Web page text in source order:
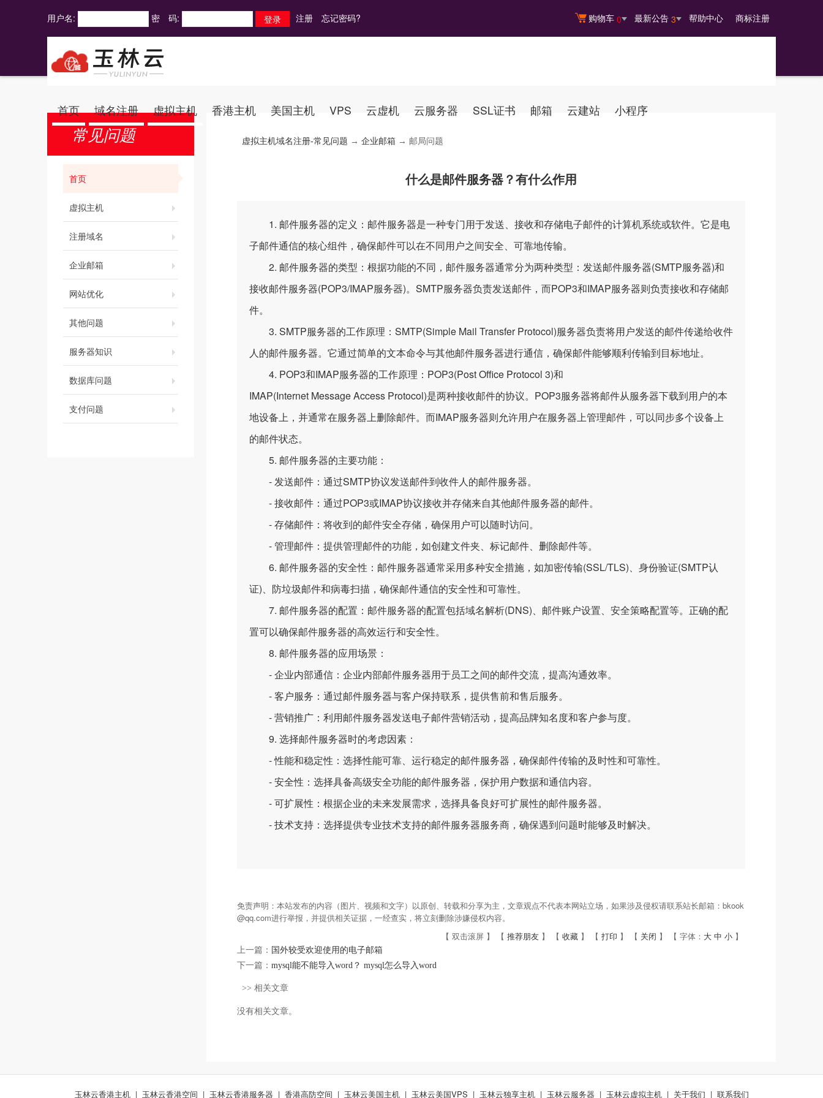
购物车 0 最新公告 3 帮助中心 商标注册
用户名: 密 码: 注册 忘记密码?
首页 域名注册 虚拟主机 香港主机 美国主机 VPS 云虚机 云服务器 SSL证书 邮箱 云建站 小程序
常见问题
首页
虚拟主机
注册域名
企业邮箱
网站优化
其他问题
服务器知识
数据库问题
支付问题
虚拟主机域名注册-常见问题 → 企业邮箱 → 邮局问题
什么是邮件服务器？有什么作用
1. 邮件服务器的定义：邮件服务器是一种专门用于发送、接收和存储电子邮件的计算机系统或软件。它是电
子邮件通信的核心组件，确保邮件可以在不同用户之间安全、可靠地传输。
2. 邮件服务器的类型：根据功能的不同，邮件服务器通常分为两种类型：发送邮件服务器(SMTP服务器)和
接收邮件服务器(POP3/IMAP服务器)。SMTP服务器负责发送邮件，而POP3和IMAP服务器则负责接收和存储邮
件。
3. SMTP服务器的工作原理：SMTP(Simple Mail Transfer Protocol)服务器负责将用户发送的邮件传递给收件
人的邮件服务器。它通过简单的文本命令与其他邮件服务器进行通信，确保邮件能够顺利传输到目标地址。
4. POP3和IMAP服务器的工作原理：POP3(Post Office Protocol 3)和
IMAP(Internet Message Access Protocol)是两种接收邮件的协议。POP3服务器将邮件从服务器下载到用户的本
地设备上，并通常在服务器上删除邮件。而IMAP服务器则允许用户在服务器上管理邮件，可以同步多个设备上
的邮件状态。
5. 邮件服务器的主要功能：
- 发送邮件：通过SMTP协议发送邮件到收件人的邮件服务器。
- 接收邮件：通过POP3或IMAP协议接收并存储来自其他邮件服务器的邮件。
- 存储邮件：将收到的邮件安全存储，确保用户可以随时访问。
- 管理邮件：提供管理邮件的功能，如创建文件夹、标记邮件、删除邮件等。
6. 邮件服务器的安全性：邮件服务器通常采用多种安全措施，如加密传输(SSL/TLS)、身份验证(SMTP认
证)、防垃圾邮件和病毒扫描，确保邮件通信的安全性和可靠性。
7. 邮件服务器的配置：邮件服务器的配置包括域名解析(DNS)、邮件账户设置、安全策略配置等。正确的配
置可以确保邮件服务器的高效运行和安全性。
8. 邮件服务器的应用场景：
- 企业内部通信：企业内部邮件服务器用于员工之间的邮件交流，提高沟通效率。
- 客户服务：通过邮件服务器与客户保持联系，提供售前和售后服务。
- 营销推广：利用邮件服务器发送电子邮件营销活动，提高品牌知名度和客户参与度。
9. 选择邮件服务器时的考虑因素：
- 性能和稳定性：选择性能可靠、运行稳定的邮件服务器，确保邮件传输的及时性和可靠性。
- 安全性：选择具备高级安全功能的邮件服务器，保护用户数据和通信内容。
- 可扩展性：根据企业的未来发展需求，选择具备良好可扩展性的邮件服务器。
- 技术支持：选择提供专业技术支持的邮件服务器服务商，确保遇到问题时能够及时解决。
免责声明：本站发布的内容（图片、视频和文字）以原创、转载和分享为主，文章观点不代表本网站立场，如果涉及侵权请联系站长邮箱：bkook
@qq.com进行举报，并提供相关证据，一经查实，将立刻删除涉嫌侵权内容。
【 双击滚屏 】 【 推荐朋友 】 【 收藏 】 【 打印 】 【 关闭 】 【 字体： 大 中 小 】
上一篇： 国外较受欢迎使用的电子邮箱
下一篇： mysql能不能导入word？ mysql怎么导入word
>> 相关文章
没有相关文章。
玉林云香港主机 | 玉林云香港空间 | 玉林云香港服务器 | 香港高防空间 | 玉林云美国主机 | 玉林云美国VPS | 玉林云独享主机 | 玉林云服务器 | 玉林云虚拟主机 | 关于我们 | 联系我们